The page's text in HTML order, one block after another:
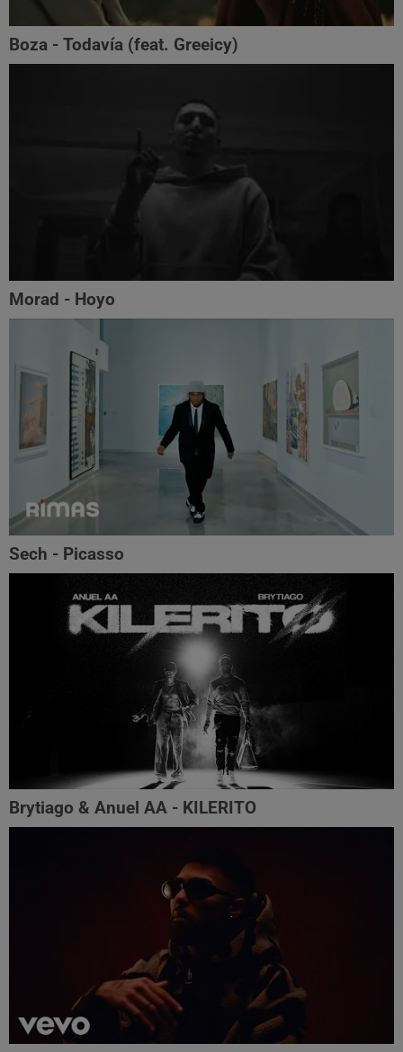
Boza - Todavía (feat. Greeicy)
Morad - Hoyo
Sech - Picasso
Brytiago & Anuel AA - KILERITO